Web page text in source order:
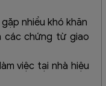
nhiều khó khăn
các chứng từ giao
việc tại nhà hiệu